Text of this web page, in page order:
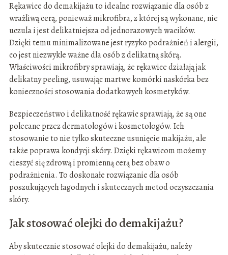
Rękawice do demakijażu to idealne rozwiązanie dla osób z
wrażliwą cerą, ponieważ mikrofibra, z której są wykonane, nie
uczula i jest delikatniejsza od jednorazowych wacików.
Dzięki temu minimalizowane jest ryzyko podrażnień i alergii,
co jest niezwykle ważne dla osób z delikatną skórą.
Właściwości mikrofibry sprawiają, że rękawice działają jak
delikatny peeling, usuwając martwe komórki naskórka bez
konieczności stosowania dodatkowych kosmetyków.
Bezpieczeństwo i delikatność rękawic sprawiają, że są one
polecane przez dermatologów i kosmetologów. Ich
stosowanie to nie tylko skuteczne usunięcie makijażu, ale
także poprawa kondycji skóry. Dzięki rękawicom możemy
cieszyć się zdrową i promienną cerą bez obaw o
podrażnienia. To doskonałe rozwiązanie dla osób
poszukujących łagodnych i skutecznych metod oczyszczania
skóry.
Jak stosować olejki do demakijażu?
Aby skutecznie stosować olejki do demakijażu, należy